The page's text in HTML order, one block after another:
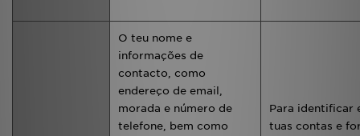
O teu nome e
informações de
contacto, como
endereço de email,
morada e número de
telefone, bem como
Para identificar
tuas contas e